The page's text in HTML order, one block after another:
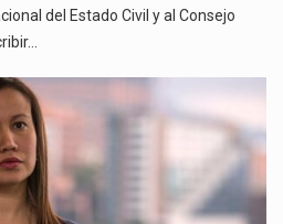
del Estado Civil y al Consejo